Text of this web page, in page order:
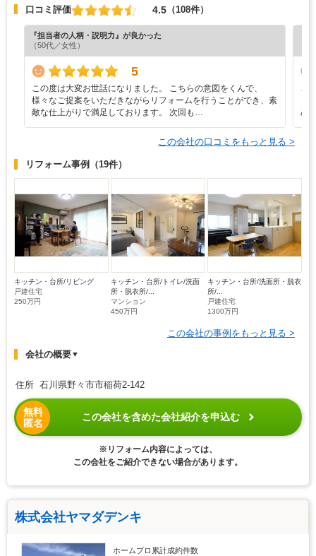
口コミ評価 4.5 （108件）
『担当者の人柄・説明力』が良かった
（50代／女性）
5
この度は大変お世話になりました。 こちらの意図をくんで、
様々なご提案をいただきながらリフォームを行うことができ、素
敵な仕上がりで満足しております。 次回も…
タ
め
この会社の口コミをもっと見る >
リフォーム事例 （19件）
キッチン・台所/リビング
戸建住宅
250万円
キッチン・台所/トイレ/洗面
所・脱衣所/...
マンション
450万円
キッチン・台所/洗面所・脱衣
所/...
戸建住宅
1300万円
この会社の事例をもっと見る >
会社の概要▼
住所 石川県野々市市稲荷2-142
無料
匿名
この会社を含めた会社紹介を申込む
※リフォーム内容によっては、
この会社をご紹介できない場合があります。
株式会社ヤマダデンキ
ホームプロ累計成約件数